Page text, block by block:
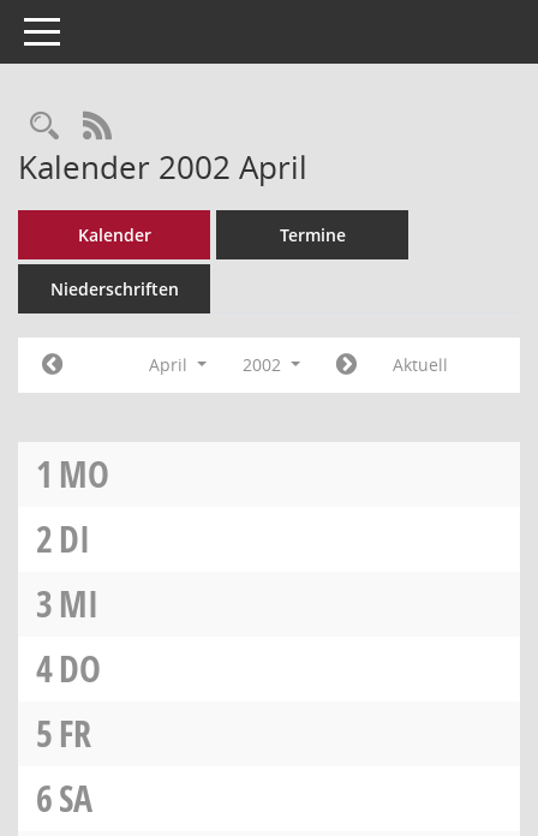
Toggle navigation
Rechercheauswahl
RSS-Feed
Kalender 2002 April
Kalender Termine
Niederschriften
April 2002 Aktuell
1 MO
2DI
3MI
4DO
5FR
6SA